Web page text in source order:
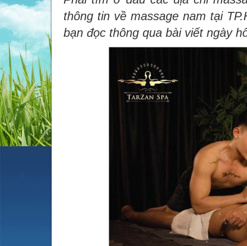
thông tin về massage nam tại
bạn đọc thông qua bài viết ngày